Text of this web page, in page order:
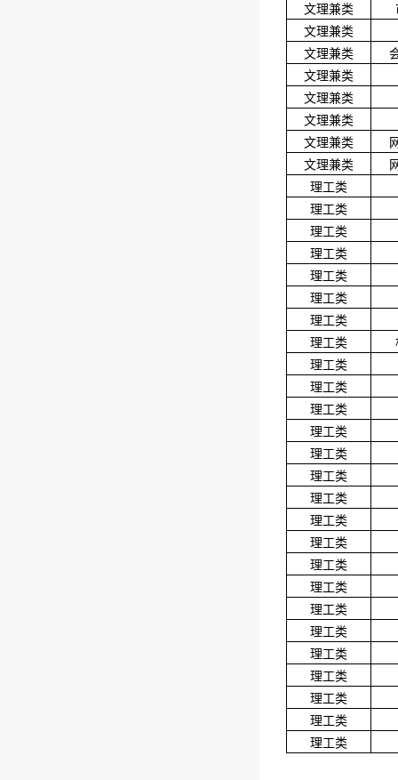
文理兼类
文理兼类
文理兼类
文理兼类
文理兼类
文理兼类
文理兼类
文理兼类
理工类
理工类
理工类
理工类
理工类
理工类
理工类
理工类
理工类
理工类
理工类
理工类
理工类
理工类
理工类
理工类
理工类
理工类
理工类
理工类
理工类
理工类
理工类
理工类
理工类
理工类